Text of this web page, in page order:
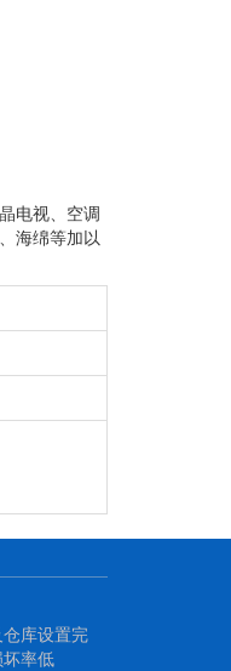
电视、空调
海绵等加以
库设置完
率低